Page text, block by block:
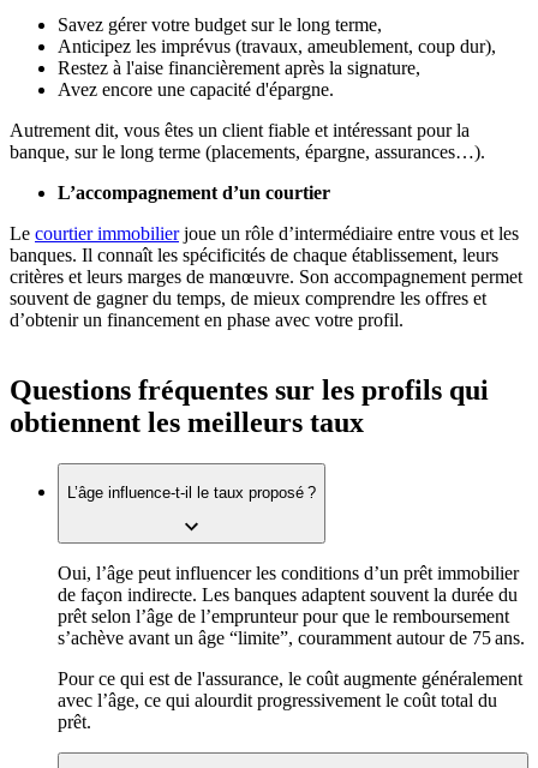
Savez gérer votre budget sur le long terme,
Anticipez les imprévus (travaux, ameublement, coup dur),
Restez à l'aise financièrement après la signature,
Avez encore une capacité d'épargne.
Autrement dit, vous êtes un client fiable et intéressant pour la
banque, sur le long terme (placements, épargne, assurances…).
L’accompagnement d’un courtier
Le courtier immobilierjoue un rôle d’intermédiaire entre vous et les
banques. Il connaît les spécificités de chaque établissement, leurs
critères et leurs marges de manœuvre. Son accompagnement permet
souvent de gagner du temps, de mieux comprendre les offres et
d’obtenir un financement en phase avec votre profil.
Questions fréquentes sur les profils qui
obtiennent les meilleurs taux
L’âge influence-t-il le taux proposé ?
Oui, l’âge peut influencer les conditions d’un prêt immobilier
de façon indirecte. Les banques adaptent souvent la durée du
prêt selon l’âge de l’emprunteur pour que le remboursement
s’achève avant un âge “limite”, couramment autour de 75 ans.
Pour ce qui est de l'assurance, le coût augmente généralement
avec l’âge, ce qui alourdit progressivement le coût total du
prêt.